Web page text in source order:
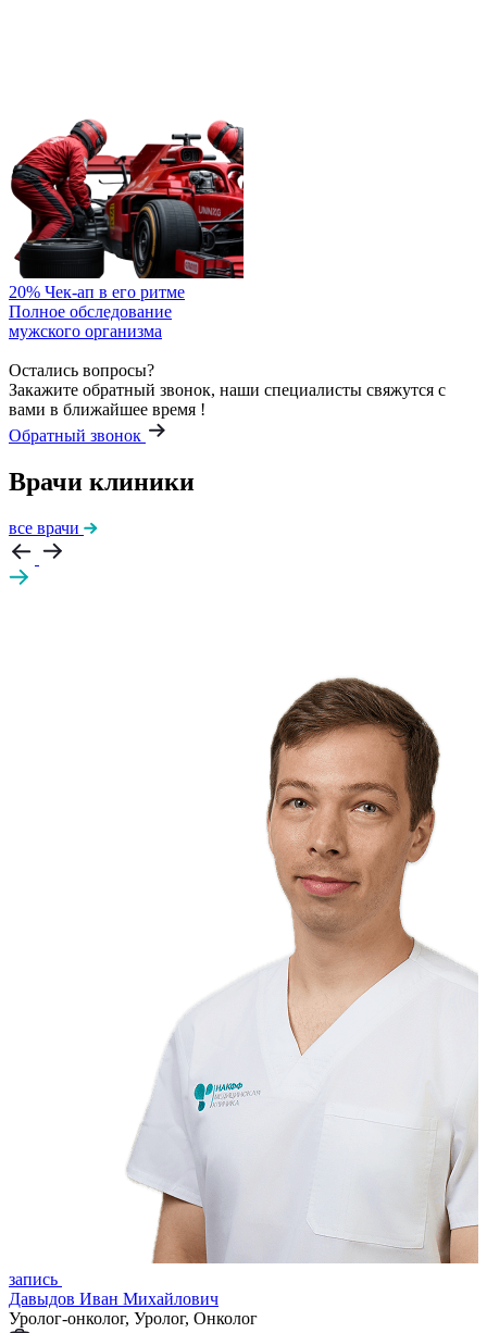
20% Чек-ап в его ритме
Полное обследование
мужского организма
Остались вопросы?
Закажите обратный звонок, наши специалисты свяжутся с
вами в ближайшее время !
Обратный звонок
Врачи клиники
все врачи
запись
Давыдов Иван Михайлович
Уролог-онколог, Уролог, Онколог